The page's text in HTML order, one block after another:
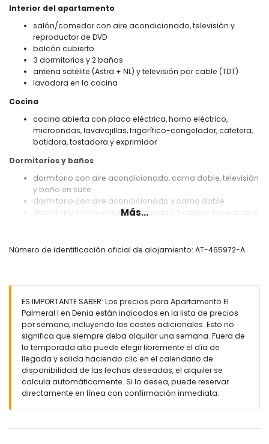
Interior del apartamento
salón/comedor con aire acondicionado, televisión y
reproductor de DVD
balcón cubierto
3 dormitorios y 2 baños
antena satélite (Astra + NL) y televisión por cable (TDT)
lavadora en la cocina
Cocina
cocina abierta con placa eléctrica, horno eléctrico,
microondas, lavavajillas, frigorífico-congelador, cafetera,
batidora, tostadora y exprimidor
Dormitorios y baños
dormitorio con aire acondicionado, cama doble, televisión
y baño en suite
dormitorio con aire acondicionado y cama doble
dormitorio con aire acondicionado y 2 camas individuales
baño con lavabo individual, ducha e inodoro
parcela grande y cerrada
jardín comunitario con césped, grava y árboles
terraza cubierta
barbacoa
zona de estar al aire libre y zona de comedor al aire libre
espacio de aparcamiento privado cerrado
Más información
se admiten mascotas
ascensor.
Más...
Número de identificación oficial de alojamiento: AT-465972-A
ES IMPORTANTE SABER: Los precios para Apartamento El
Palmeral I en Denia están indicados en la lista de precios
por semana, incluyendo los costes adicionales. Esto no
significa que siempre deba alquilar una semana. Fuera de
la temporada alta puede elegir libremente el día de
llegada y salida haciendo clic en el calendario de
disponibilidad de las fechas deseadas, el alquiler se
calcula automáticamente. Si lo desea, puede reservar
directamente en línea con confirmación inmediata.